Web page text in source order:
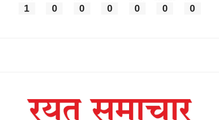
1 0 0 0 0 0 0